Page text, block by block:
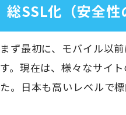
総SSL化（安全性
まず最初に、モバイル以
す。現在は、様々なサイ
た。日本も高いレベルで標